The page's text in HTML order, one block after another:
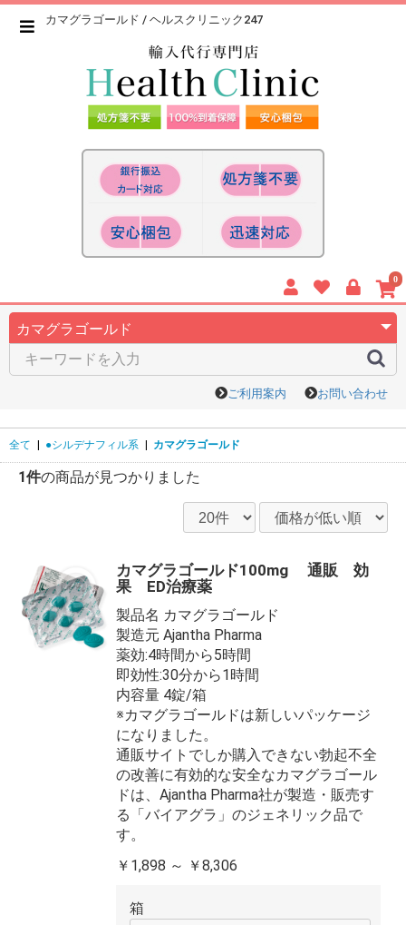
カマグラゴールド / ヘルスクリニック247
0
ご利用案内 お問い合わせ
全て ●シルデナフィル系 カマグラゴールド
1件の商品が見つかりました
カマグラゴールド100mg 通販 効
果 ED治療薬
製品名 カマグラゴールド
製造元 Ajantha Pharma
薬効:4時間から5時間
即効性:30分から1時間
内容量 4錠/箱
※カマグラゴールドは新しいパッケージ
になりました。
通販サイトでしか購入できない勃起不全
の改善に有効的な安全なカマグラゴール
ドは、Ajantha Pharma社が製造・販売す
る「バイアグラ」のジェネリック品で
す。
￥1,898 ～ ￥8,306
箱